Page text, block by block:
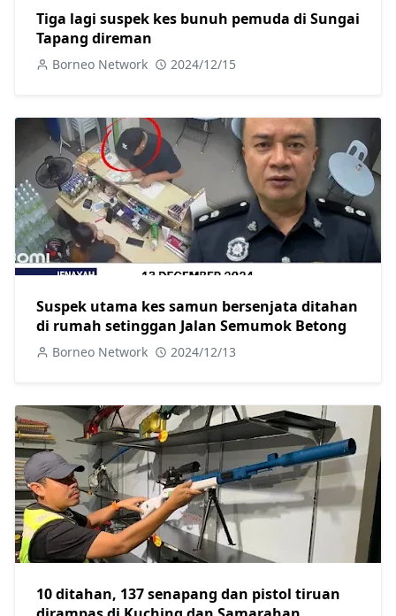
Tiga lagi suspek kes bunuh pemuda di Sungai
Tapang direman
Borneo Network 2024/12/15
Suspek utama kes samun bersenjata ditahan
di rumah setinggan Jalan Semumok Betong
Borneo Network 2024/12/13
10 ditahan, 137 senapang dan pistol tiruan